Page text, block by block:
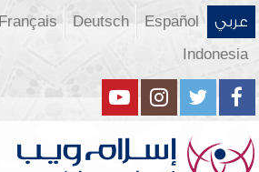
عربي Español
Deutsch
Français
Indonesia